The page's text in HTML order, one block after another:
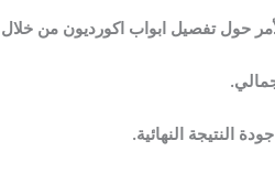
حول تفصيل ابواب اكورديون من خلال
النتيجة النهائية.